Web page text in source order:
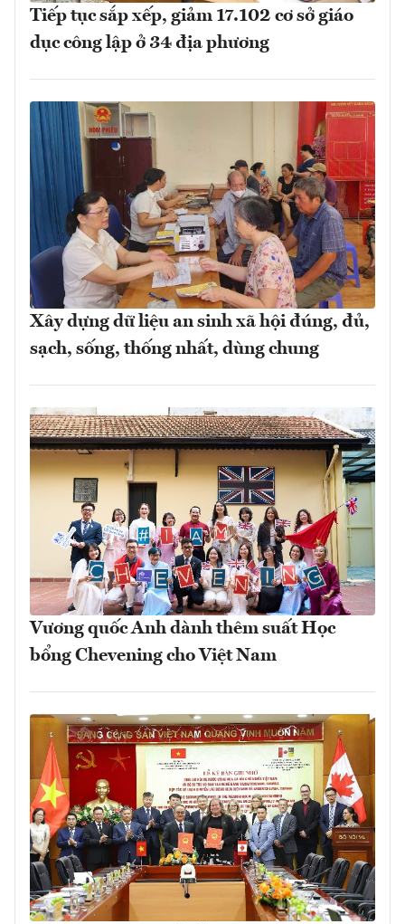
Tiếp tục sắp xếp, giảm 17.102 cơ sở giáo
dục công lập ở 34 địa phương
Xây dựng dữ liệu an sinh xã hội đúng, đủ,
sạch, sống, thống nhất, dùng chung
Vương quốc Anh dành thêm suất Học
bổng Chevening cho Việt Nam